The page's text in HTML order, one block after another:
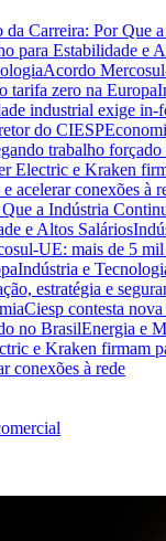
da Carreira: Por Que
para Estabilidade e
Acordo
tarifa zero na Europa
industrial exige in-
do CIESP
trabalho
Electric e Kraken
acelerar conexões à
a Indústria
e Altos Salários
UE: mais de 5
Indústria e
estratégia e
Ciesp contesta
no BrasilEnergia e
e Kraken firmam
conexões à rede